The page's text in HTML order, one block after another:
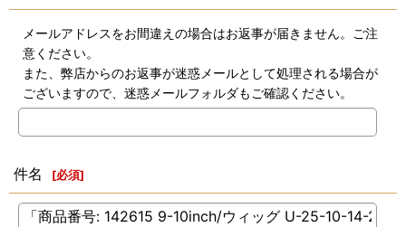
メールアドレスをお間違えの場合はお返事が届きません。ご注
意ください。
また、弊店からのお返事が迷惑メールとして処理される場合が
ございますので、迷惑メールフォルダもご確認ください。
件名 [必須]